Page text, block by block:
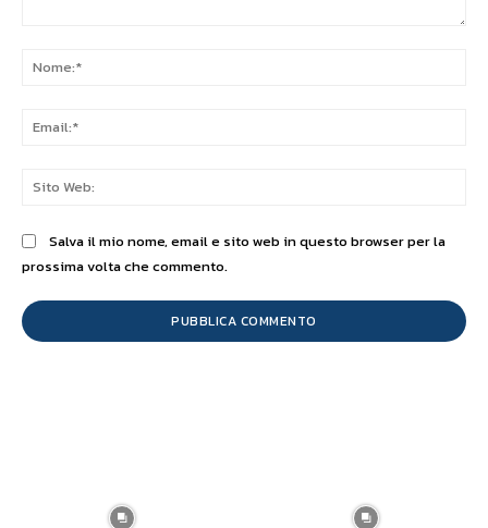
Salva il mio nome, email e sito web in questo browser per la
prossima volta che commento.